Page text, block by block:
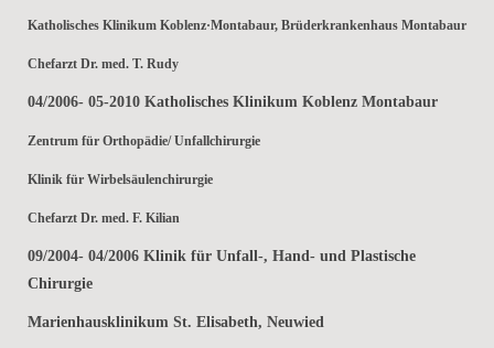
Katholisches Klinikum Koblenz·Montabaur, Brüderkrankenhaus Montabaur
Chefarzt Dr. med. T. Rudy
04/2006- 05-2010 Katholisches Klinikum Koblenz Montabaur
Zentrum für Orthopädie/ Unfallchirurgie
Klinik für Wirbelsäulenchirurgie
Chefarzt Dr. med. F. Kilian
09/2004- 04/2006 Klinik für Unfall-, Hand- und Plastische
Chirurgie
Marienhausklinikum St. Elisabeth, Neuwied